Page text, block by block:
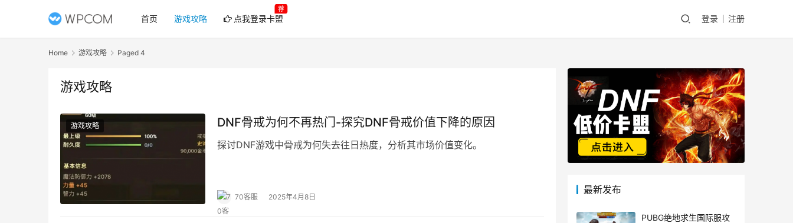
首页 游戏攻略 点我登录卡盟
荐
登录 注册
Home 游戏攻略 Paged 4
游戏攻略
游戏攻略 DNF骨戒为何不再热门-探究DNF骨戒价值下降的原因
探讨DNF游戏中骨戒为何失去往日热度，分析其市场价值变化。
70客服 2025年4月8日
最新发布
PUBG绝地求生国际服攻